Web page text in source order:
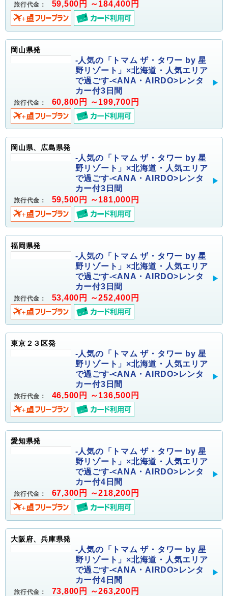
旅行代金： 59,500円 ～184,400円
岡山県発
-人気の「トマム ザ・タワー by 星
野リゾート」×北海道・人気エリア
で過ごす-<ANA・AIRDO>レンタ
カー付3日間
旅行代金： 60,800円 ～199,700円
岡山県、広島県発
-人気の「トマム ザ・タワー by 星
野リゾート」×北海道・人気エリア
で過ごす-<ANA・AIRDO>レンタ
カー付3日間
旅行代金： 59,500円 ～181,000円
福岡県発
-人気の「トマム ザ・タワー by 星
野リゾート」×北海道・人気エリア
で過ごす-<ANA・AIRDO>レンタ
カー付3日間
旅行代金： 53,400円 ～252,400円
東京２３区発
-人気の「トマム ザ・タワー by 星
野リゾート」×北海道・人気エリア
で過ごす-<ANA・AIRDO>レンタ
カー付3日間
旅行代金： 46,500円 ～136,500円
愛知県発
-人気の「トマム ザ・タワー by 星
野リゾート」×北海道・人気エリア
で過ごす-<ANA・AIRDO>レンタ
カー付4日間
旅行代金： 67,300円 ～218,200円
大阪府、兵庫県発
-人気の「トマム ザ・タワー by 星
野リゾート」×北海道・人気エリア
で過ごす-<ANA・AIRDO>レンタ
カー付4日間
旅行代金： 73,800円 ～263,200円